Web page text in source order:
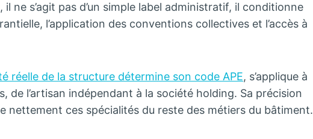
il ne s’agit pas d’un simple label administratif, il conditionne
l’application des conventions collectives et l’accès à
réelle de la structure détermine son code APE, s’applique à
de l’artisan indépendant à la société holding. Sa précision
nettement ces spécialités du reste des métiers du bâtiment.